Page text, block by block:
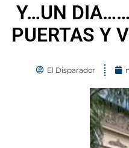
Y…UN
PUERTAS Y
El Disparador